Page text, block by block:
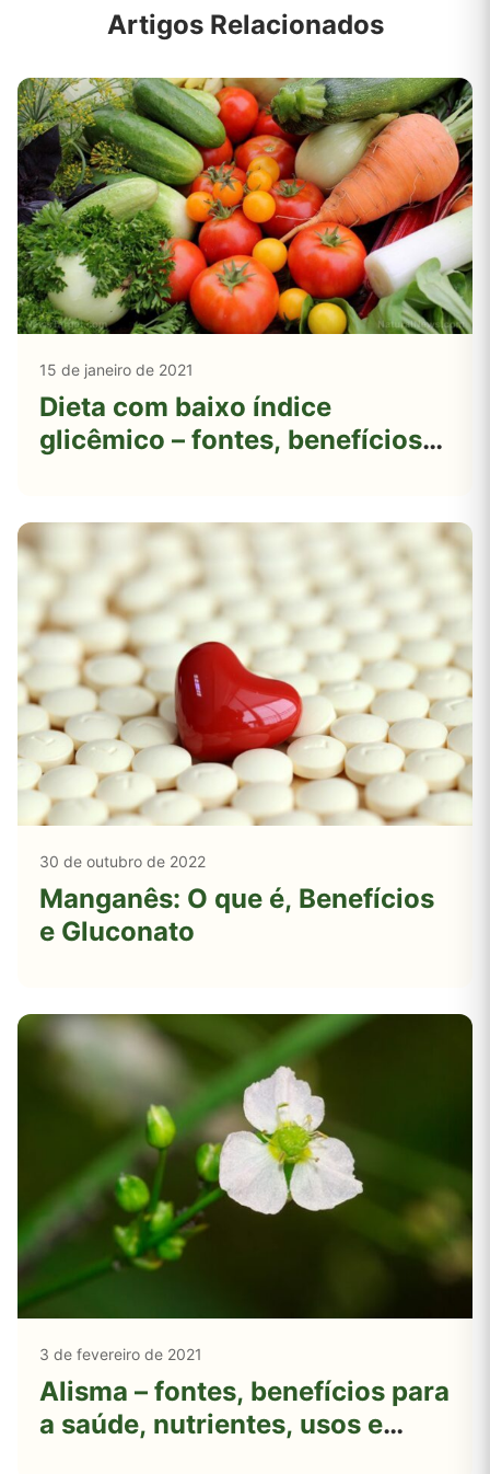
Artigos Relacionados
15 de janeiro de 2021
Dieta com baixo índice
glicêmico – fontes, benefícios
30 de outubro de 2022
Manganês: O que é, Benefícios
e Gluconato
3 de fevereiro de 2021
Alisma – fontes, benefícios para
a saúde, nutrientes, usos e